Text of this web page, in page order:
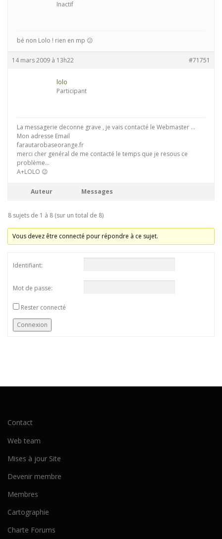
Inactif
bé non Lolo ! rien en mp 😕
14 mars 2009 à 13h22 #71751
lolo
Participant
La messagerie deconne grave , je vais contacté le Webmaster …
Mon adresse Email
farautarobaseorange.fr
merci cher genéral de me contacté le temps que je resous ce
problème…
A+LOLO 😉
Auteur Messages
8 sujets de 1 à 8 (sur un total de 8)
Vous devez être connecté pour répondre à ce sujet.
Identifiant:
Mot de passe:
Rester connecté
Connexion
Contact
Web team
Mises à jour Site
Devenir membre
Membres
Cartographie
Charte Forums